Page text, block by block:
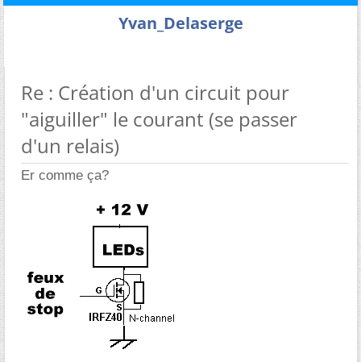
Yvan_Delaserge
Re : Création d'un circuit pour
"aiguiller" le courant (se passer
d'un relais)
Er comme ça?